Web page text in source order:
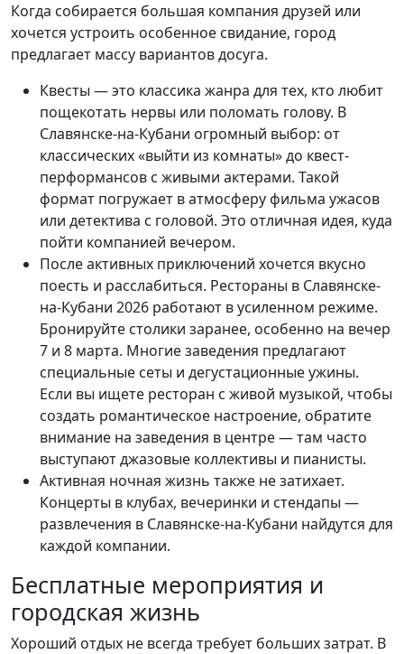
Когда собирается большая компания друзей или
хочется устроить особенное свидание, город
предлагает массу вариантов досуга.
Квесты — это классика жанра для тех, кто любит
пощекотать нервы или поломать голову. В
Славянске-на-Кубани огромный выбор: от
классических «выйти из комнаты» до квест-
перформансов с живыми актерами. Такой
формат погружает в атмосферу фильма ужасов
или детектива с головой. Это отличная идея, куда
пойти компанией вечером.
После активных приключений хочется вкусно
поесть и расслабиться. Рестораны в Славянске-
на-Кубани 2026 работают в усиленном режиме.
Бронируйте столики заранее, особенно на вечер
7 и 8 марта. Многие заведения предлагают
специальные сеты и дегустационные ужины.
Если вы ищете ресторан с живой музыкой, чтобы
создать романтическое настроение, обратите
внимание на заведения в центре — там часто
выступают джазовые коллективы и пианисты.
Активная ночная жизнь также не затихает.
Концерты в клубах, вечеринки и стендапы —
развлечения в Славянске-на-Кубани найдутся для
каждой компании.
Бесплатные мероприятия и
городская жизнь
Хороший отдых не всегда требует больших затрат. В